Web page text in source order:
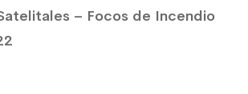
– Focos de Incendio